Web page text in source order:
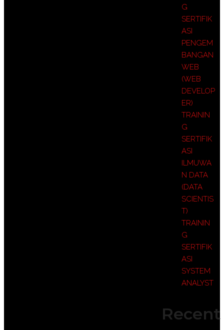
G
SERTIFIK
ASI
PENGEM
BANGAN
WEB
(WEB
DEVELOP
ER)
TRAININ
G
SERTIFIK
ASI
ILMUWA
N DATA
(DATA
SCIENTIS
T)
TRAININ
G
SERTIFIK
ASI
SYSTEM
ANALYST
Recent